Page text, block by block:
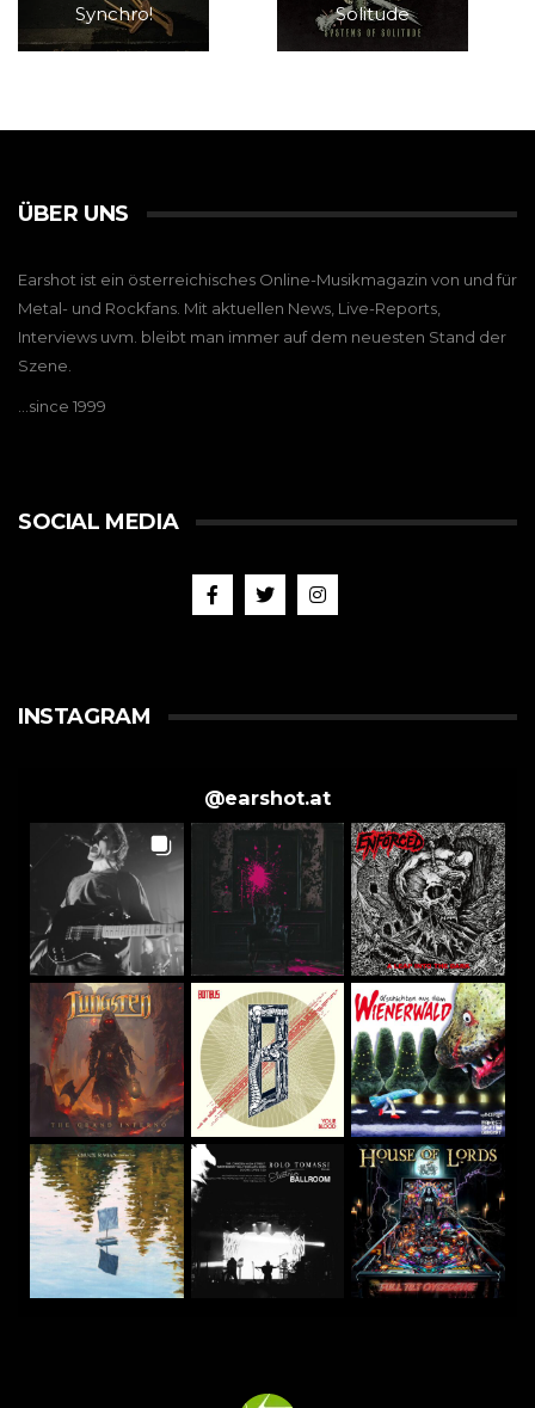
Synchro!
Solitude
ÜBER UNS
Earshot ist ein österreichisches Online-Musikmagazin von und für
Metal- und Rockfans. Mit aktuellen News, Live-Reports,
Interviews uvm. bleibt man immer auf dem neuesten Stand der
Szene.
…since 1999
SOCIAL MEDIA
INSTAGRAM
@earshot.at